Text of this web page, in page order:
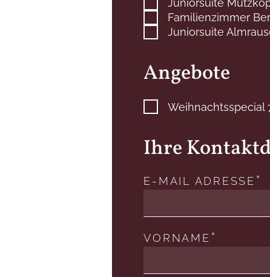
Juniorsuite
Familienzimmer
Juniorsuite
Angebote
Weihnachtsspecial
Ihre
E-MAIL ADRESSE
VORNAME